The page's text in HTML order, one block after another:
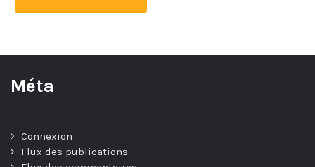
Méta
Connexion
Flux des publications